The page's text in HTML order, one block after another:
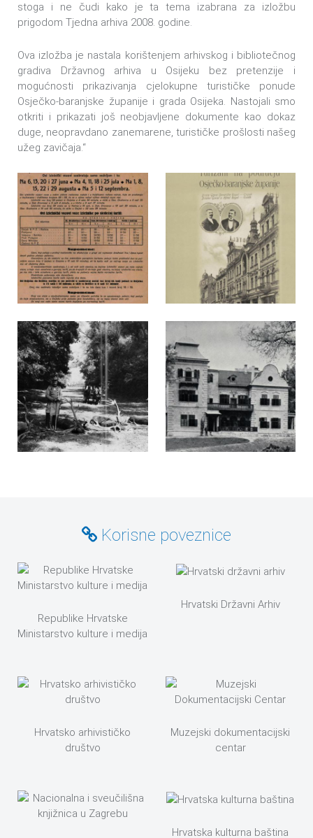
stoga i ne čudi kako je ta tema izabrana za izložbu
prigodom Tjedna arhiva 2008. godine.
Ova izložba je nastala korištenjem arhivskog i bibliotečnog
gradiva Državnog arhiva u Osijeku bez pretenzije i
mogućnosti prikazivanja cjelokupne turističke ponude
Osječko-baranjske županije i grada Osijeka. Nastojali smo
otkriti i prikazati još neobjavljene dokumente kao dokaz
duge, neopravdano zanemarene, turističke prošlosti našeg
užeg zavičaja.“
Korisne poveznice
Republike Hrvatske
Ministarstvo kulture i medija
Hrvatski Državni Arhiv
Hrvatsko arhivističko
društvo
Muzejski dokumentacijski
centar
Hrvatska kulturna baština